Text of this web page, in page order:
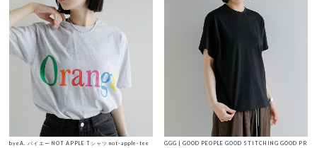
byeA. バイエー NOT APPLE Tシャツ not-apple-tee
GGG | GOOD PEOPLE GOOD STITCHING GOOD PR